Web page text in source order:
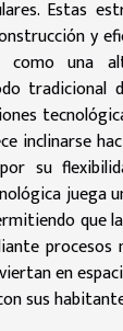
Estas
y
como una
tradicional
inclinarse
su
juega
que
procesos
en
sus